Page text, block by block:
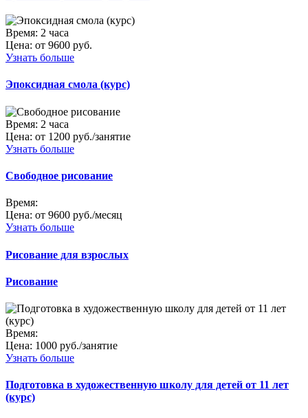
Время: 2 часа
Цена: от 9600 руб.
Узнать больше
Эпоксидная смола (курс)
Время: 2 часа
Цена: от 1200 руб./занятие
Узнать больше
Свободное рисование
Время:
Цена: от 9600 руб./месяц
Узнать больше
Рисование для взрослых
Рисование
Время:
Цена: 1000 руб./занятие
Узнать больше
Подготовка в художественную школу для детей от 11 лет
(курс)